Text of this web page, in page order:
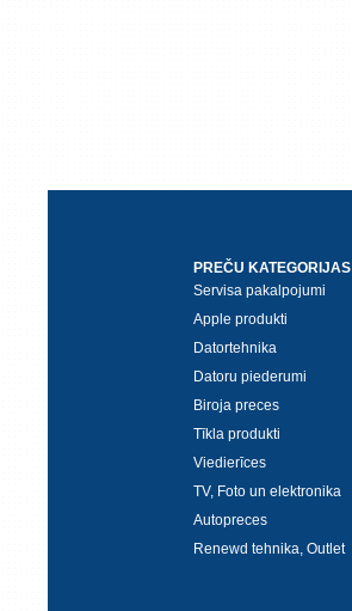
PREČU KATEGORIJAS
Servisa pakalpojumi
Apple produkti
Datortehnika
Datoru piederumi
Biroja preces
Tīkla produkti
Viedierīces
TV, Foto un elektronika
Autopreces
Renewd tehnika, Outlet